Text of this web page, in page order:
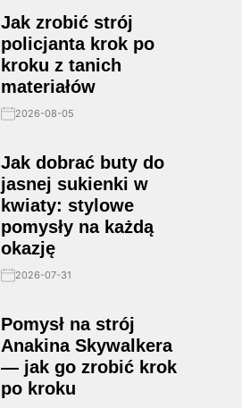
Jak zrobić strój
policjanta krok po
kroku z tanich
materiałów
2026-08-05
Jak dobrać buty do
jasnej sukienki w
kwiaty: stylowe
pomysły na każdą
okazję
2026-07-31
Pomysł na strój
Anakina Skywalkera
— jak go zrobić krok
po kroku